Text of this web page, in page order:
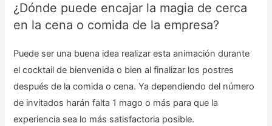
¿Dónde puede encajar la magia de cerca
en la cena o comida de la empresa?
Puede ser una buena idea realizar esta animación durante
el cocktail de bienvenida o bien al finalizar los postres
después de la comida o cena. Ya dependiendo del número
de invitados harán falta 1 mago o más para que la
experiencia sea lo más satisfactoria posible.